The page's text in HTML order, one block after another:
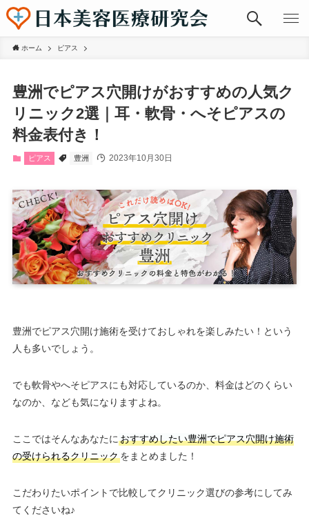
ホーム ピアス
豊洲でピアス穴開けがおすすめの人気ク
リニック2選｜耳・軟骨・へそピアスの
料金表付き！
ピアス 豊洲 2023年10月30日
豊洲でピアス穴開け施術を受けておしゃれを楽しみたい！という
人も多いでしょう。
でも軟骨やへそピアスにも対応しているのか、料金はどのくらい
なのか、なども気になりますよね。
ここではそんなあなたに おすすめしたい豊洲でピアス穴開け施術
の受けられるクリニックをまとめました！
こだわりたいポイントで比較してクリニック選びの参考にしてみ
てくださいね♪